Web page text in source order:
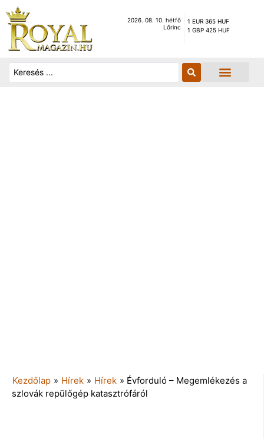
2026. 08. 10. hétfő
Lőrinc
1 EUR 365 HUF
1 GBP 425 HUF
Kezdőlap » Hírek » Hírek » Évforduló – Megemlékezés a
szlovák repülőgép katasztrófáról